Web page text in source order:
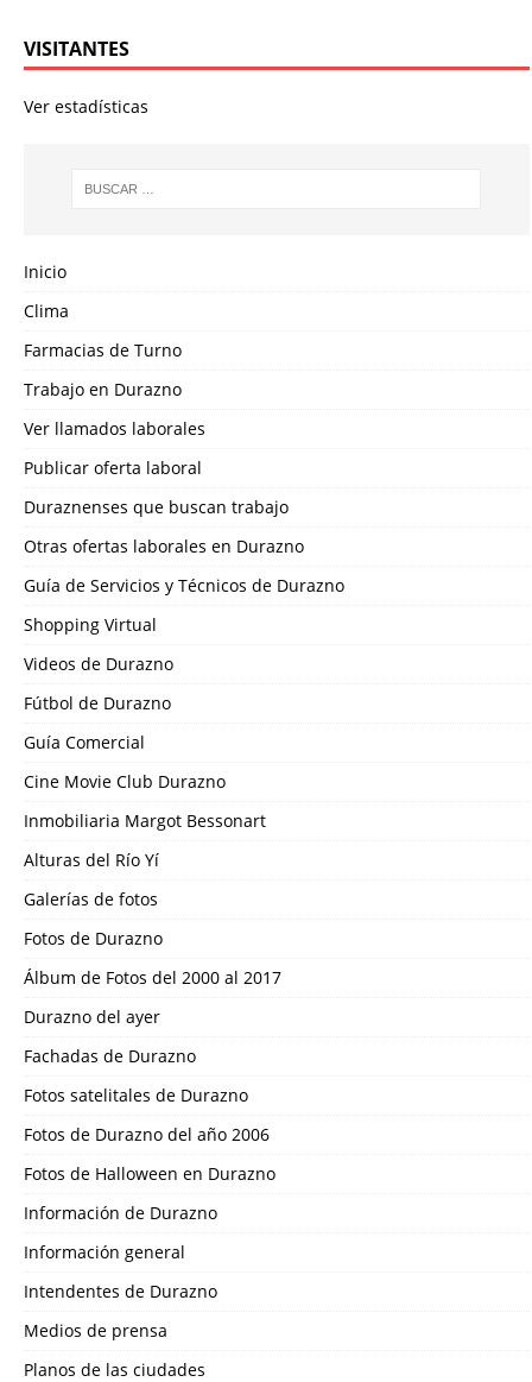
VISITANTES
Ver estadísticas
Inicio
Clima
Farmacias de Turno
Trabajo en Durazno
Ver llamados laborales
Publicar oferta laboral
Duraznenses que buscan trabajo
Otras ofertas laborales en Durazno
Guía de Servicios y Técnicos de Durazno
Shopping Virtual
Videos de Durazno
Fútbol de Durazno
Guía Comercial
Cine Movie Club Durazno
Inmobiliaria Margot Bessonart
Alturas del Río Yí
Galerías de fotos
Fotos de Durazno
Álbum de Fotos del 2000 al 2017
Durazno del ayer
Fachadas de Durazno
Fotos satelitales de Durazno
Fotos de Durazno del año 2006
Fotos de Halloween en Durazno
Información de Durazno
Información general
Intendentes de Durazno
Medios de prensa
Planos de las ciudades